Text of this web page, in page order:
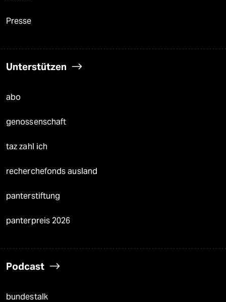
Presse
Unterstützen
abo
genossenschaft
taz zahl ich
recherchefonds ausland
panterstiftung
panterpreis 2026
Podcast
bundestalk